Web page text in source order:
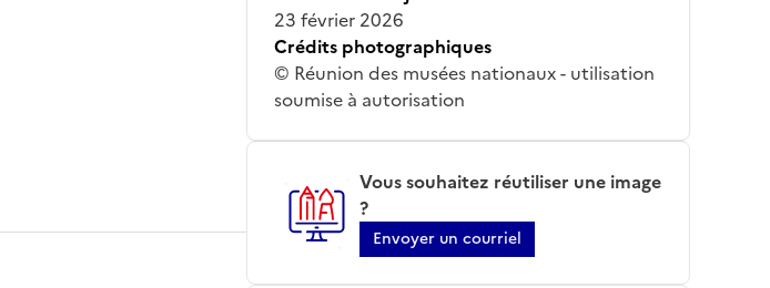
23 février 2026
Crédits photographiques
© Réunion des musées nationaux - utilisation
soumise à autorisation
Vous souhaitez réutiliser une image
?
Envoyer un courriel